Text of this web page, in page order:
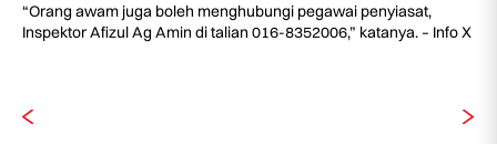
“Orang awam juga boleh menghubungi pegawai penyiasat,
Inspektor Afizul Ag Amin di talian 016-8352006,” katanya. – Info X